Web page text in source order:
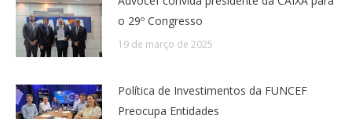
o 29º Congresso
19 de março de 2025
Política de Investimentos da FUNCEF
Preocupa Entidades